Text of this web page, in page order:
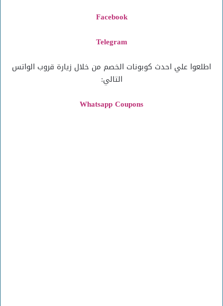
Facebook
Telegram
اطلعوا علي احدث كوبونات الخصم من خلال زيارة قروب الواتس
التالي:
Whatsapp Coupons